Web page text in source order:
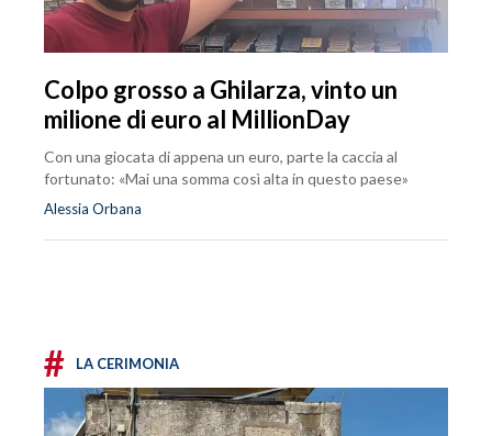
Colpo grosso a Ghilarza, vinto un
milione di euro al MillionDay
Con una giocata di appena un euro, parte la caccia al
fortunato: «Mai una somma così alta in questo paese»
Alessia Orbana
# LA CERIMONIA